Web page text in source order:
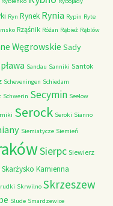
Ryn Rynek Rynia Rypin Ryte
Rząśnik Różan Rąbież Rąblów
Węgrowskie Sady
Sandau Sanniki Santok
Scheveningen Schiedam
Schwerin Secymin Seelow
Serock Seroki Sianno
Siemiatycze Siemień
Sierpc Siewierz
Skarżysko Kamienna
Skrwilno Skrzeszew
Slude Smardzewice